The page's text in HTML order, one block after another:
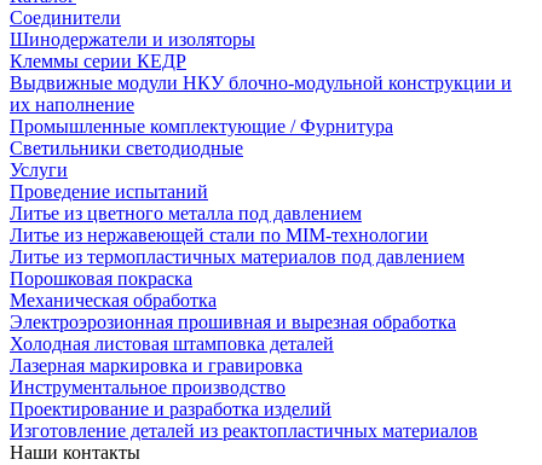
Соединители
Шинодержатели и изоляторы
Клеммы серии КЕДР
Выдвижные модули НКУ блочно-модульной конструкции и
их наполнение
Промышленные комплектующие / Фурнитура
Светильники светодиодные
Услуги
Проведение испытаний
Литье из цветного металла под давлением
Литье из нержавеющей стали по MIM-технологии
Литье из термопластичных материалов под давлением
Порошковая покраска
Механическая обработка
Электроэрозионная прошивная и вырезная обработка
Холодная листовая штамповка деталей
Лазерная маркировка и гравировка
Инструментальное производство
Проектирование и разработка изделий
Изготовление деталей из реактопластичных материалов
Наши контакты